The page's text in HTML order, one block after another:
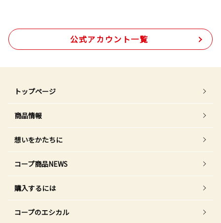
公式アカウント一覧
トップページ
商品情報
想いをかたちに
コープ商品NEWS
購入するには
コープのエシカル